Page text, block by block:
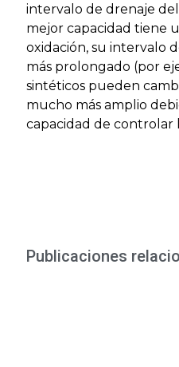
intervalo de drenaje
mejor capacidad tiene
oxidación, su intervalo
más prolongado (por
sintéticos pueden
mucho más amplio
capacidad de controlar
Publicaciones